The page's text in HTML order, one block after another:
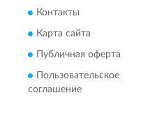
Контакты
Карта сайта
Публичная оферта
Пользовательское
соглашение